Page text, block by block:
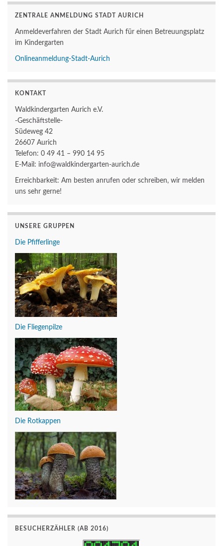
ZENTRALE ANMELDUNG STADT AURICH
Anmeldeverfahren der Stadt Aurich für einen Betreuungsplatz
im Kindergarten
Onlineanmeldung-Stadt-Aurich
KONTAKT
Waldkindergarten Aurich e.V.
-Geschäftstelle-
Südeweg 42
26607 Aurich
Telefon: 0 49 41 – 990 14 95
E-Mail: info@waldkindergarten-aurich.de
Erreichbarkeit: Am besten anrufen oder schreiben, wir melden
uns sehr gerne!
UNSERE GRUPPEN
Die Pfifferlinge
Die Fliegenpilze
Die Rotkappen
BESUCHERZÄHLER (AB 2016)